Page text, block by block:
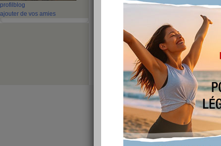
profil blog
ajouter de vos amies
1er MAI
Pour toutes les amies qui
1 - 2 de 2 « ‹ Préc. 1 Suiv. ›